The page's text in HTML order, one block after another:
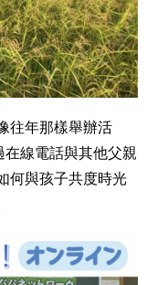
往年那樣舉辦活
在線電話與其他父親
何與孩子共度時光